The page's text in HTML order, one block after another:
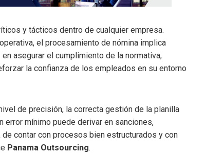
y tácticos dentro de cualquier empresa.
el procesamiento de nómina implica
asegurar el cumplimiento de la normativa,
la confianza de los empleados en su entorno
de precisión, la correcta gestión de la planilla
error mínimo puede derivar en sanciones,
contar con procesos bien estructurados y con
Panama Outsourcing.